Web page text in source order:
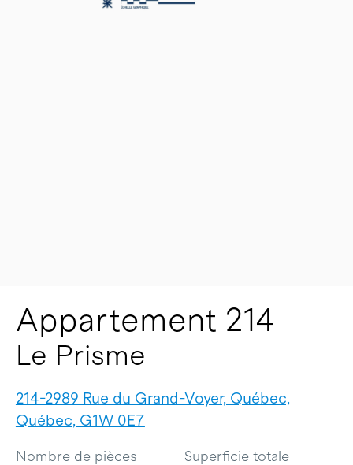
Appartement 214
Le Prisme
214-2989 Rue du Grand-Voyer, Québec,
Québec, G1W 0E7
Nombre de pièces Superficie totale